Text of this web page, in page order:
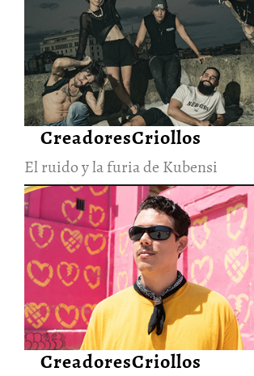
El ruido y la furia de Kubensi
28/Jun/2026
CreadoresCriollos
El ruido y la furia de Kubensi
La visión cruda y
esperanzadora de Elephanto
28/Jun/2026
CreadoresCriollos